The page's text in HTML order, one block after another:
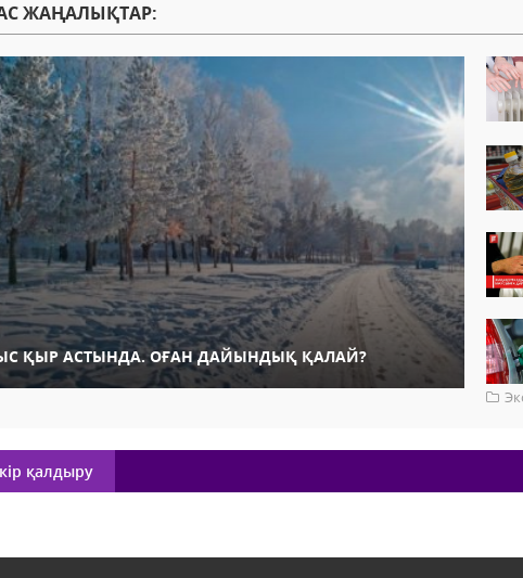
ЖАҢАЛЫҚТАР:
ҚЫР АСТЫНДА. ОҒАН ДАЙЫНДЫҚ ҚАЛАЙ?
қалдыру